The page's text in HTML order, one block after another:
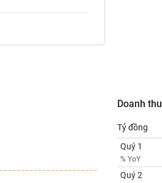
Doanh thu
Tỷ đồng
Quý 1
% YoY
Quý 2